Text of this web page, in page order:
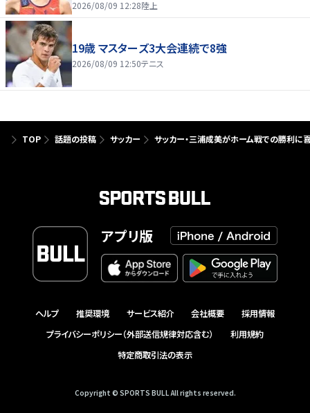
2026/08/09 12:28陸上
19歳 マスターズ3大会連続で8強
2026/08/09 12:50テニス
TOP 話題の投稿 サッカー サッカー・三浦成美がホーム戦での勝利に
アプリ版
ヘルプ 推奨環境 サービス紹介 会社概要
採用情報
プライバシーポリシー（外部送信規律対応含む）
利用規約
特定商取引法の表示
Copyright © SPORTS BULL All rights reserved.